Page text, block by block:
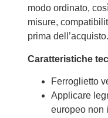
modo ordinato,
misure,
prima dell’acquisto.
Caratteristiche
Ferroglietto
Applicare
europeo non